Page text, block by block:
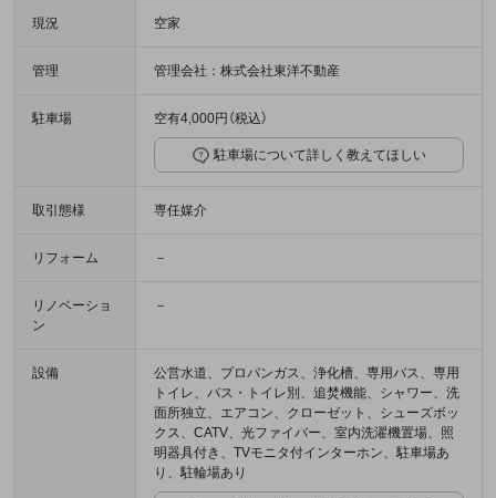
現況 空家
管理 管理会社：株式会社東洋不動産
駐車場 空有4,000円（税込）
駐車場について詳しく教えてほしい
取引態様 専任媒介
リフォーム －
リノベーショ
ン
－
設備
公営水道、プロパンガス、浄化槽、専用バス、専用
トイレ、バス・トイレ別、追焚機能、シャワー、洗
面所独立、エアコン、クローゼット、シューズボッ
クス、CATV、光ファイバー、室内洗濯機置場、照
明器具付き、TVモニタ付インターホン、駐車場あ
り、駐輪場あり